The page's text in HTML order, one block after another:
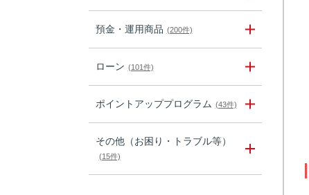
預金・運用商品 (200件)
ローン (101件)
ポイントアッププログラム (43件)
その他（お困り・トラブル等）
(15件)